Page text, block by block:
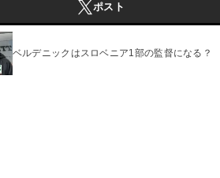
ポスト
ベルデニックはスロベニア1部の監督になる？